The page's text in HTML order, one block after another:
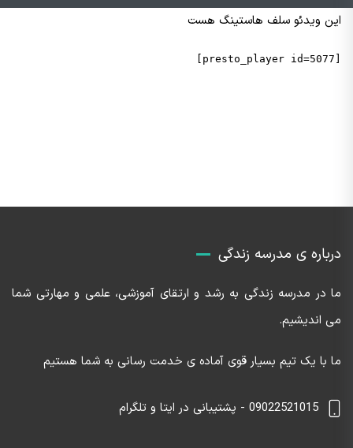
این ویدئو سلف هاستینگ هست
درباره ی مدرسه زندگی
ما در مدرسه زندگی به رشد و ارتقای آموزشی، علمی و مهارتی شما
می اندیشیم.
ما با یک تیم بسیار قوی آماده ی خدمت رسانی به شما هستیم
09022521015 - پشتیبانی در ایتا و تلگرام